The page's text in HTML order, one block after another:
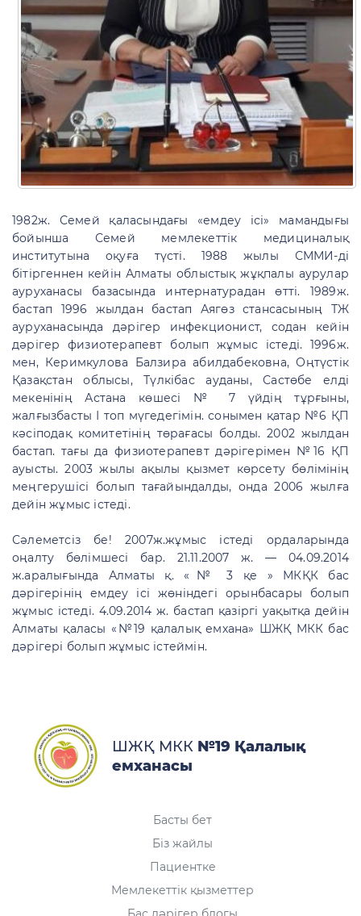
1982ж. Семей қаласындағы «емдеу ісі» мамандығы
бойынша Семей мемлекеттік медициналық
институтына оқуға түсті. 1988 жылы СММИ-ді
бітіргеннен кейін Алматы облыстық жұқпалы аурулар
ауруханасы базасында интернатурадан өтті. 1989ж.
бастап 1996 жылдан бастап Аягөз стансасының ТЖ
ауруханасында дәрігер инфекционист, содан кейін
дәрігер физиотерапевт болып жұмыс істеді. 1996ж.
мен, Керимкулова Балзира абилдабековна, Оңтүстік
Қазақстан облысы, Түлкібас ауданы, Састөбе елді
мекенінің Астана көшесі № 7 үйдің тұрғыны,
жалғызбасты І топ мүгедегімін. сонымен қатар №6 ҚП
кәсіподақ комитетінің төрағасы болды. 2002 жылдан
бастап. тағы да физиотерапевт дәрігерімен №16 ҚП
ауысты. 2003 жылы ақылы қызмет көрсету бөлімінің
меңгерушісі болып тағайындалды, онда 2006 жылға
дейін жұмыс істеді.
Сәлеметсіз бе! 2007ж.жұмыс істеді ордаларында
оңалту бөлімшесі бар. 21.11.2007 ж. — 04.09.2014
ж.аралығында Алматы қ. «№ 3 қе » МКҚК бас
дәрігерінің емдеу ісі жөніндегі орынбасары болып
жұмыс істеді. 4.09.2014 ж. бастап қазіргі уақытқа дейін
Алматы қаласы «№19 қалалық емхана» ШЖҚ МКК бас
дәрігері болып жұмыс істеймін.
ШЖҚ МКК №19 Қалалық
емханасы
Басты бет
Біз жайлы
Пациентке
Мемлекеттік қызметтер